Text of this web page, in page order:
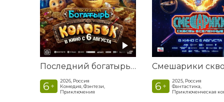
Последний богатырь. Колобок
6 +
2026, Россия
Комедия, Фэнтези,
Приключения
6 +
2025, Россия
Фантастика,
Приключенческая